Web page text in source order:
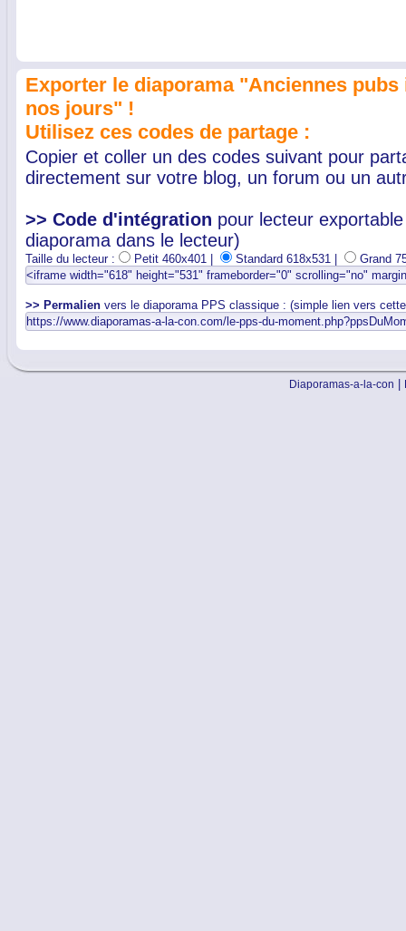
Exporter le diaporama "Anciennes pubs
nos jours" !
Utilisez ces codes de partage :
Copier et coller un des codes suivant pour
directement sur votre blog, un forum ou un
>> Code d'intégration pour lecteur
diaporama dans le lecteur)
Taille du lecteur : Petit 460x401 | Standard 618x531 | Grand
>> Permalien vers le diaporama PPS classique : (simple lien vers
Diaporamas-a-la-con